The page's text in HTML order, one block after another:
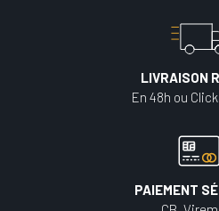
LIVRAISON
En 48h ou
PAIEMENT